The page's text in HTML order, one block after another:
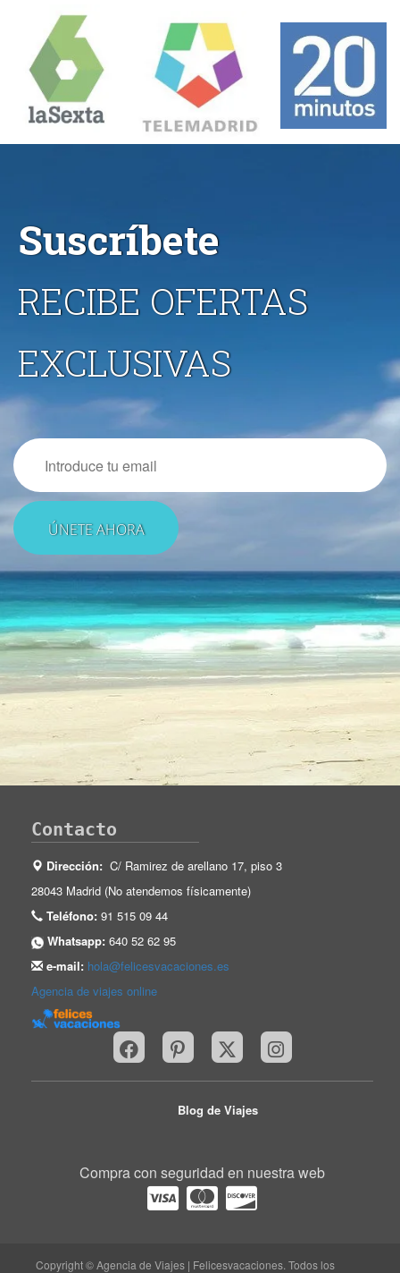
Suscríbete
RECIBE OFERTAS
EXCLUSIVAS
Email
Contacto
Dirección: C/ Ramirez de arellano 17, piso 3
28043 Madrid (No atendemos físicamente)
Teléfono: 91 515 09 44
Whatsapp: 640 52 62 95
e-mail: hola@felicesvacaciones.es
Agencia de viajes online
Blog de Viajes
Compra con seguridad en nuestra web
Copyright © Agencia de Viajes | Felicesvacaciones. Todos los